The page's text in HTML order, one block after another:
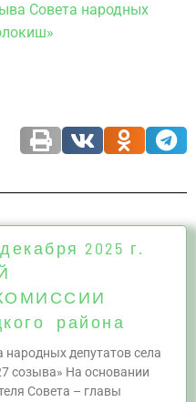
Совета народных
2025 г.
района
народных депутатов села
созыва» На основании
Совета – главы